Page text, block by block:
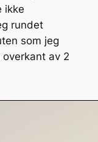
ikke
rundet
som jeg
av 2